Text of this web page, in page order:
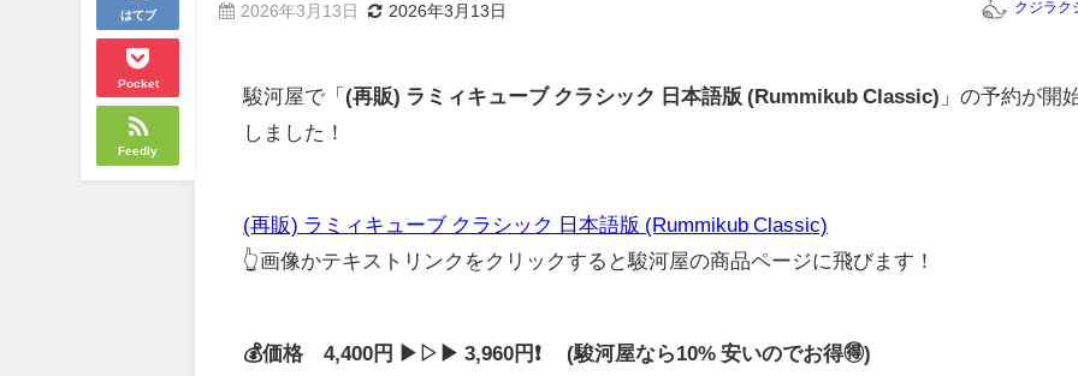
はてブ
Pocket
Feedly
2026年3月13日 2026年3月13日 クジラク
駿河屋で「(再販) ラミィキューブ クラシック 日本語版 (Rummikub Classic) 」の予約が開
しました！
(再販) ラミィキューブ クラシック 日本語版 (Rummikub Classic)
👆画像かテキストリンクをクリックすると駿河屋の商品ページに飛びます！
💰価格 4,400円 ▶▷▶ 3,960円❗ (駿河屋なら10% 安いのでお得🉐)